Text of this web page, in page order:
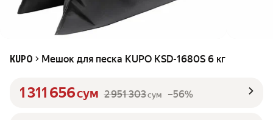
KUPO Мешок для песка KUPO KSD-1680S 6 кг
1 311 656сум 2 951 303сум –56%